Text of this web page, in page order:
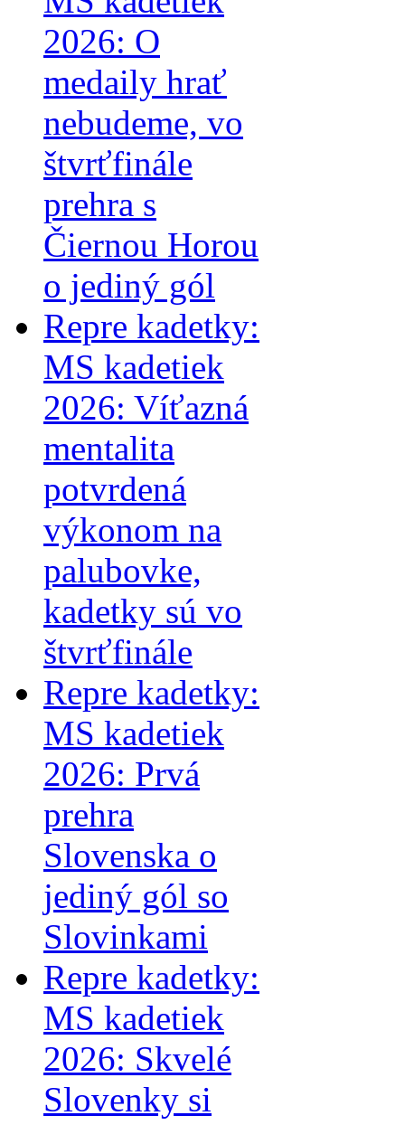
2026: O
medaily hrať
nebudeme, vo
štvrťfinále
prehra s
Čiernou Horou
o jediný gól
Repre kadetky:
MS kadetiek
2026: Víťazná
mentalita
potvrdená
výkonom na
palubovke,
kadetky sú vo
štvrťfinále
Repre kadetky:
MS kadetiek
2026: Prvá
prehra
Slovenska o
jediný gól so
Slovinkami
Repre kadetky:
MS kadetiek
2026: Skvelé
Slovenky si